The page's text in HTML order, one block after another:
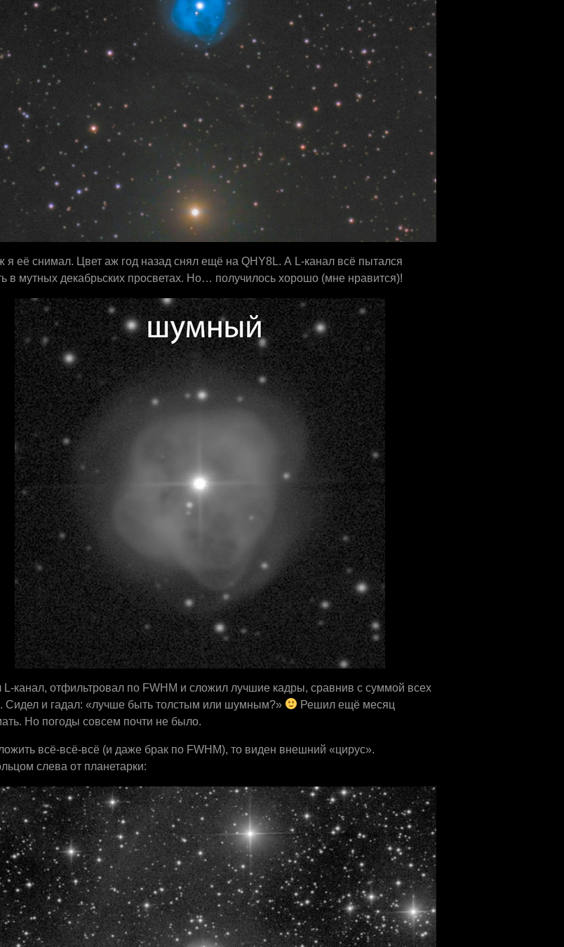
я её снимал. Цвет аж год назад снял ещё на QHY8L. А L-канал всё пытался
в мутных декабрьских просветах. Но… получилось хорошо (мне нравится)!
L-канал, отфильтровал по FWHM и сложил лучшие кадры, сравнив с суммой всех
Сидел и гадал: «лучше быть толстым или шумным?»
Решил ещё месяц
Но погоды совсем почти не было.
всё-всё-всё (и даже брак по FWHM), то виден внешний «цирус».
слева от планетарки: